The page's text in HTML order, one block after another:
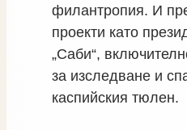
филантропия. И
проекти като
„Саби“,
за изследване и
каспийския тюлен.